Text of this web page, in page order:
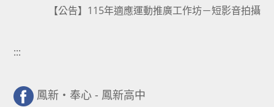
【公告】115年適應運動推廣工作坊－短影音拍攝
:::
鳳新・奉心 - 鳳新高中